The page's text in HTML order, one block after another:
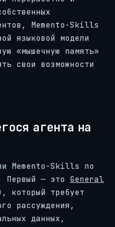
Memento-Skills
языковой модели
«мышечную память»
свои возможности
агента на
Memento-Skills по
Первый — это General
который требует
рассуждения,
данных,